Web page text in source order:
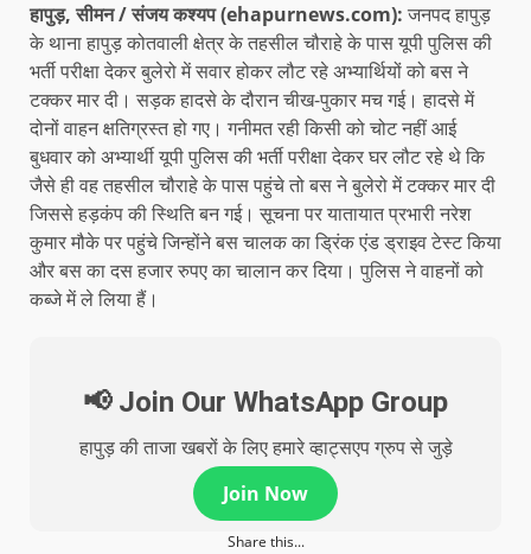
हापुड़, सीमन / संजय कश्यप (ehapurnews.com): जनपद हापुड़
के थाना हापुड़ कोतवाली क्षेत्र के तहसील चौराहे के पास यूपी पुलिस की
भर्ती परीक्षा देकर बुलेरो में सवार होकर लौट रहे अभ्यार्थियों को बस ने
टक्कर मार दी। सड़क हादसे के दौरान चीख-पुकार मच गई। हादसे में
दोनों वाहन क्षतिग्रस्त हो गए। गनीमत रही किसी को चोट नहीं आई
बुधवार को अभ्यार्थी यूपी पुलिस की भर्ती परीक्षा देकर घर लौट रहे थे कि
जैसे ही वह तहसील चौराहे के पास पहुंचे तो बस ने बुलेरो में टक्कर मार दी
जिससे हड़कंप की स्थिति बन गई। सूचना पर यातायात प्रभारी नरेश
कुमार मौके पर पहुंचे जिन्होंने बस चालक का ड्रिंक एंड ड्राइव टेस्ट किया
और बस का दस हजार रुपए का चालान कर दिया। पुलिस ने वाहनों को
कब्जे में ले लिया हैं।
📢 Join Our WhatsApp Group
हापुड़ की ताजा खबरों के लिए हमारे व्हाट्सएप ग्रुप से जुड़े
Join Now
Share this...